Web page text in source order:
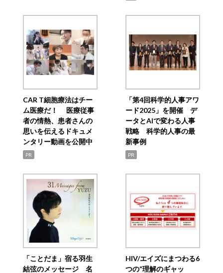
CAR T細胞療法はチー
ム医療だ！ 医療従事
者の情熱、患者さんの
思いを伝えるドキュメ
ンタリー動画を公開中
PR
「第4回科学的人事アワ
ード2025」を開催 デ
ータとAIで変わる人事
戦略 科学的人事の最
新事例
PR
「ことだま」宿る羽生
結弦のメッセージ 名
HIV/エイズにまつわる6
つの“理解のギャッ